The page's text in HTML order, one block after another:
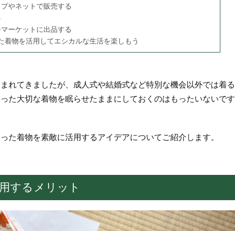
やネットで販売する
ーケットに出品する
着物を活用してエシカルな生活を楽しもう
れてきましたが、成人式や結婚式など特別な機会以外では着る
た大切な着物を眠らせたままにしておくのはもったいないです
た着物を素敵に活用するアイデアについてご紹介します。
するメリット